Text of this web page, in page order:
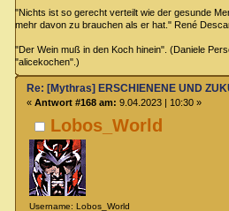
"Nichts ist so gerecht verteilt wie der gesunde
mehr davon zu brauchen als er hat." René
"Der Wein muß in den Koch hinein". (Daniele
"alicekochen".)
Lobos_World
Username: Lobos_World
Re: [Mythras] ERSCHIENENE UND
« Antwort #168 am: 9.04.2023 | 10:30 »